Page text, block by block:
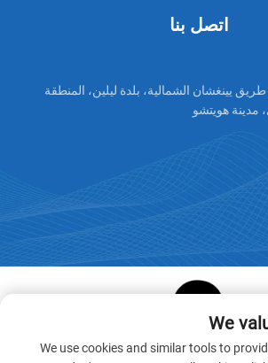
اتصل بنا
زهيليفانغ، رقم 8، طريق يينغشان الشمالية، بلدة ليلين، المنطقة
مدينة هويتشو
شركة هويتشو ستار كيوب لمنتجات الورق
We
We use cookies and similar tools to